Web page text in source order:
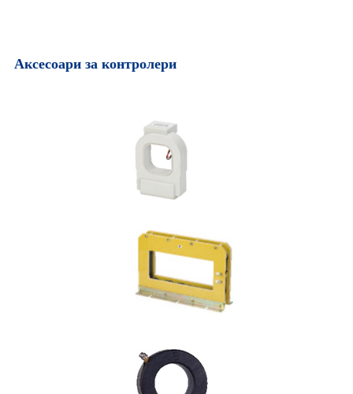
Аксесоари за контролери